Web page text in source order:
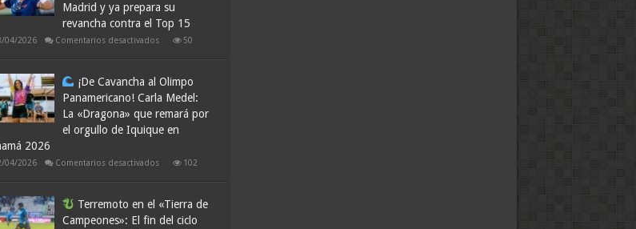
la
reestructuración
táctica
del
Madrid y ya prepara su
revancha contra el Top 15
04/2026 Comentarios desactivadosen
¡Modo
Express!
Alejandro
Tabilo
en
Madrid
y
su
contra
Top
50
¡De Cavancha al Olimpo
Panamericano! Carla Medel:
La «Dragona» que remará por
el orgullo de Iquique en
2026
04/2026 Comentarios desactivadosen
¡De
Olimpo
Panamericano!
102
Terremoto en el «Tierra de
Campeones»: El fin del ciclo